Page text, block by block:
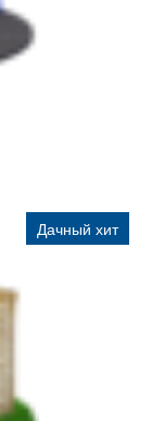
Дачный хит